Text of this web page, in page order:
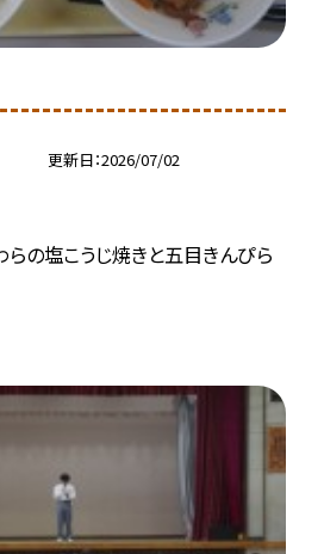
更新日 2026/07/02
の塩こうじ焼きと五目きんぴら